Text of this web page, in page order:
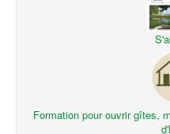
Formation pour ouvrir gîtes,